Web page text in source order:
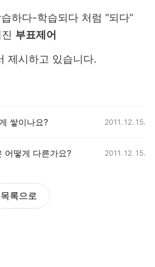
하다-학습되다 처럼 “되다”
부표제어
제시하고 있습니다.
쌓이나요? 2011. 12. 15.
어떻게 다른가요? 2011. 12. 15.
목록으로